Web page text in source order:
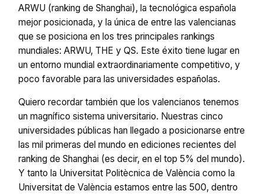
ARWU (ranking de Shanghai), la tecnológica española
mejor posicionada, y la única de entre las valencianas
que se posiciona en los tres principales rankings
mundiales: ARWU, THE y QS. Este éxito tiene lugar en
un entorno mundial extraordinariamente competitivo, y
poco favorable para las universidades españolas.
Quiero recordar también que los valencianos tenemos
un magnífico sistema universitario. Nuestras cinco
universidades públicas han llegado a posicionarse entre
las mil primeras del mundo en ediciones recientes del
ranking de Shanghai (es decir, en el top 5% del mundo).
Y tanto la Universitat Politècnica de València como la
Universitat de València estamos entre las 500, dentro